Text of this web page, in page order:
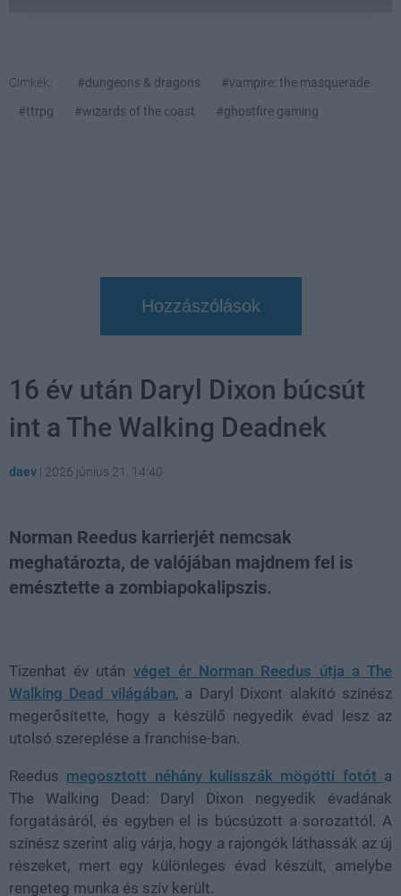
Címkék: #dungeons & dragons
#vampire: the masquerade
#ttrpg
#wizards of the coast #ghostfire gaming
Hozzászólások
16 év után Daryl Dixon búcsút
int a The Walking Deadnek
daev | 2026 június 21. 14:40
Norman Reedus karrierjét nemcsak
meghatározta, de valójában majdnem fel is
emésztette a zombiapokalipszis.
Tizenhat év után véget ér Norman Reedus útja a The
Walking Dead világában, a Daryl Dixont alakító színész
megerősítette, hogy a készülő negyedik évad lesz az
utolsó szereplése a franchise-ban.
Reedus megosztott néhány kulisszák mögötti fotót a
The Walking Dead: Daryl Dixon negyedik évadának
forgatásáról, és egyben el is búcsúzott a sorozattól. A
színész szerint alig várja, hogy a rajongók láthassák az új
részeket, mert egy különleges évad készült, amelybe
rengeteg munka és szív került.